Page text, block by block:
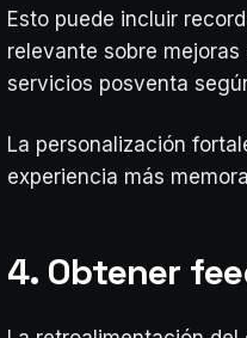
Esto puede incluir
relevante sobre
servicios posventa
La personalización
experiencia más
4. Obtener